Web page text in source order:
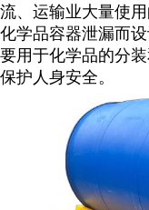
流、运输业大量使
化学品容器泄漏而
要用于化学品的分
保护人身安全。